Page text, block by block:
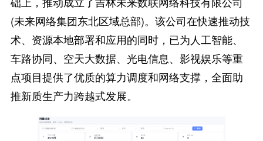
(未来网络集团东北区域总部)。该公司在快速推动技
术、资源本地部署和应用的同时，已为人工智能、
车路协同、空天大数据、光电信息、影视娱乐等重
点项目提供了优质的算力调度和网络支撑，全面助
推新质生产力跨越式发展。